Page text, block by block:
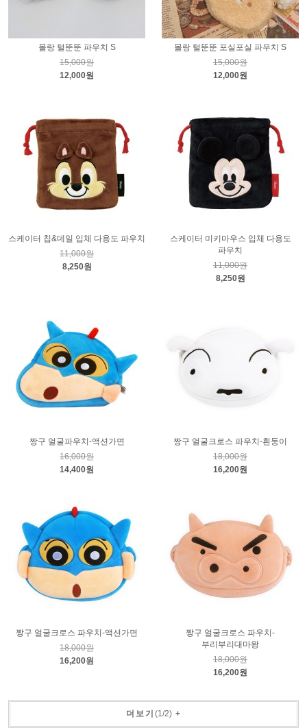
몰랑 털뚠뚠 파우치 S
15,000원
12,000원
몰랑 털뚠뚠 포실포실 파우치 S
15,000원
12,000원
스케이터 칩&데일 입체 다용도 파우치
11,000원
8,250원
스케이터 미키마우스 입체 다용도
파우치
11,000원
8,250원
짱구 얼굴파우치-액션가면
16,000원
14,400원
짱구 얼굴크로스 파우치-흰둥이
18,000원
16,200원
짱구 얼굴크로스 파우치-액션가면
18,000원
16,200원
짱구 얼굴크로스 파우치-
부리부리대마왕
18,000원
16,200원
더보기 (1/2)+